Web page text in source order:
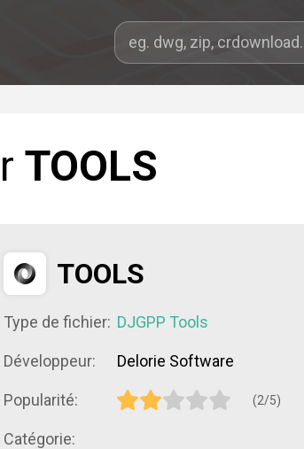
TOOLS
TOOLS
Type de fichier: DJGPP Tools
Développeur: Delorie Software
Popularité: (2/5)
Catégorie: